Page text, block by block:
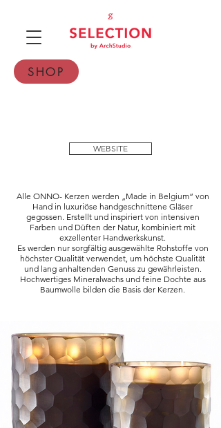
SHOP
WEBSITE
Alle ONNO- Kerzen werden „Made in Belgium“ von
Hand in luxuriöse handgeschnittene Gläser
gegossen. Erstellt und inspiriert von intensiven
Farben und Düften der Natur, kombiniert mit
exzellenter Handwerkskunst.
Es werden nur sorgfältig ausgewählte Rohstoffe von
höchster Qualität verwendet, um höchste Qualität
und lang anhaltenden Genuss zu gewährleisten.
Hochwertiges Mineralwachs und feine Dochte aus
Baumwolle bilden die Basis der Kerzen.